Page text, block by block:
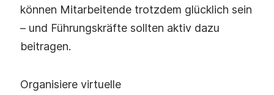
können Mitarbeitende trotzdem glücklich sein
– und Führungskräfte sollten aktiv dazu
beitragen.
Organisiere virtuelle